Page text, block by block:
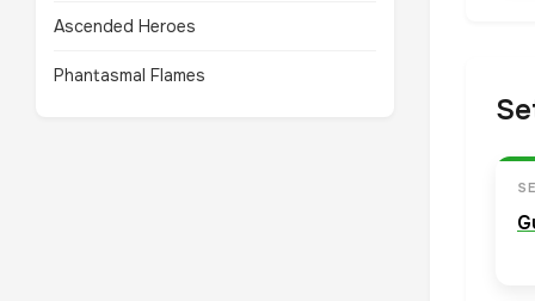
Ascended Heroes
Phantasmal Flames